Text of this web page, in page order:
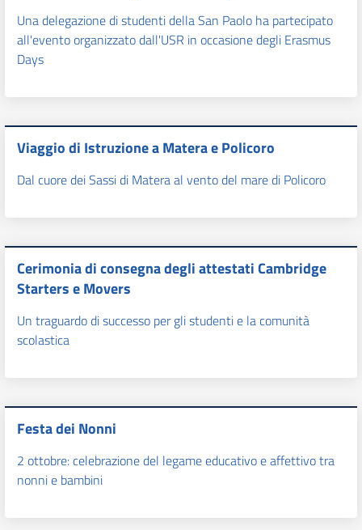
Una delegazione di studenti della San Paolo ha partecipato
all'evento organizzato dall'USR in occasione degli Erasmus
Days
Viaggio di Istruzione a Matera e Policoro
Dal cuore dei Sassi di Matera al vento del mare di Policoro
Cerimonia di consegna degli attestati Cambridge
Starters e Movers
Un traguardo di successo per gli studenti e la comunità
scolastica
Festa dei Nonni
2 ottobre: celebrazione del legame educativo e affettivo tra
nonni e bambini